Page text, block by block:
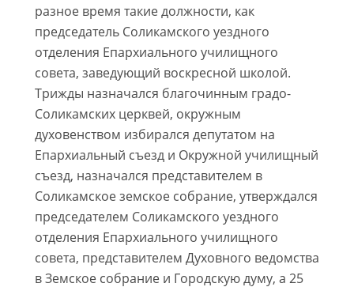
разное время такие должности, как
председатель Соликамского уездного
отделения Епархиального училищного
совета, заведующий воскресной школой.
Трижды назначался благочинным градо-
Соликамских церквей, окружным
духовенством избирался депутатом на
Епархиальный съезд и Окружной училищный
съезд, назначался представителем в
Соликамское земское собрание, утверждался
председателем Соликамского уездного
отделения Епархиального училищного
совета, представителем Духовного ведомства
в Земское собрание и Городскую думу, а 25